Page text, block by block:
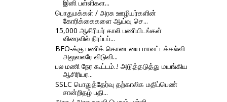
இனி பள்ளிகள...
பொதுமக்கள் / அரசு ஊழியர்களின்
கோரிக்கைகளை ஆய்வு செ...
15,000 ஆசிரியர் காலி பணியிடங்கள்
விரைவில் நிரப்பப்...
BEO-க்கு பணிக் கொடையை மாவட்டக்கல்வி
அலுவலரே விடுவி...
பல மணி நேர கூட்டம்..! அடுத்தடுத்து மயங்கிய
ஆசிரியர...
SSLC பொதுத்தேர்வு தற்காலிக மதிப்பெண்
சான்றிதழ் பதி...